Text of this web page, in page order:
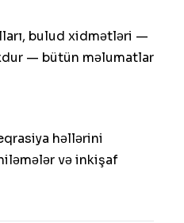
bulud xidmətləri —
— bütün məlumatlar
həllərini
və inkişaf